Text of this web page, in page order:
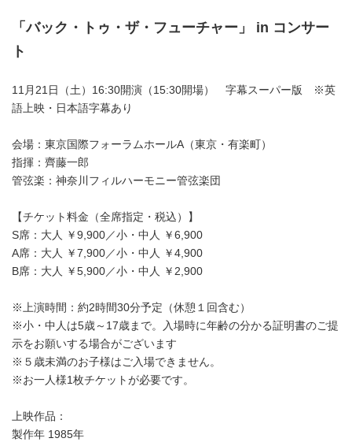
「バック・トゥ・ザ・フューチャー」 in コンサー
ト
11月21日（土）16:30開演（15:30開場） 字幕スーパー版 ※英
語上映・日本語字幕あり
会場：東京国際フォーラムホールA（東京・有楽町）
指揮：齊藤一郎
管弦楽：神奈川フィルハーモニー管弦楽団
【チケット料金（全席指定・税込）】
S席：大人 ￥9,900／小・中人 ￥6,900
A席：大人 ￥7,900／小・中人 ￥4,900
B席：大人 ￥5,900／小・中人 ￥2,900
※上演時間：約2時間30分予定（休憩１回含む）
※小・中人は5歳～17歳まで。入場時に年齢の分かる証明書のご提
示をお願いする場合がございます
※５歳未満のお子様はご入場できません。
※お一人様1枚チケットが必要です。
上映作品：
製作年 1985年